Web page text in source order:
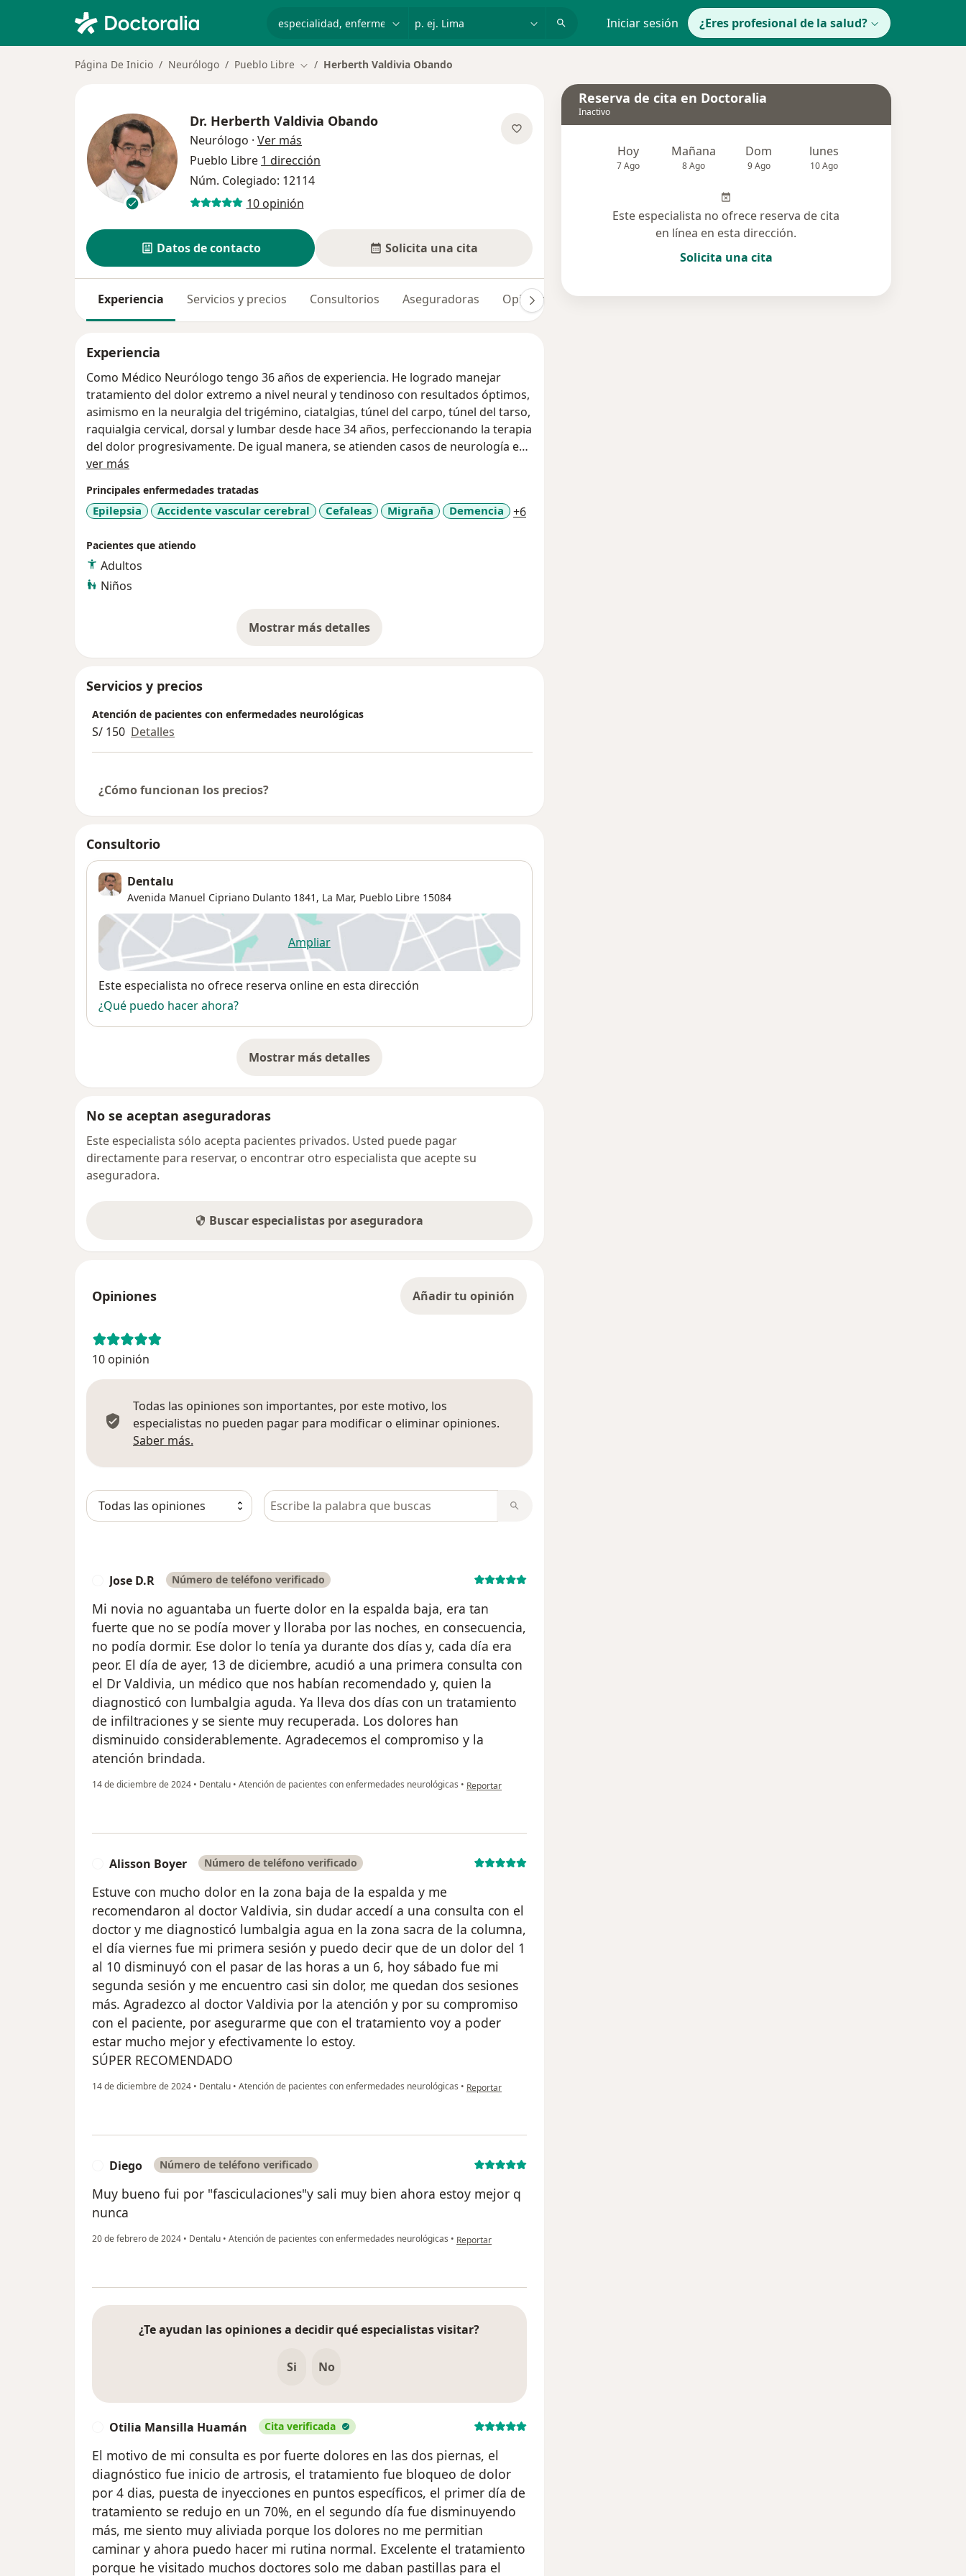
Iniciar sesión ¿Eres profesional de la salud?
Página De Inicio Neurólogo Pueblo Libre Cambiar de ciudad
Herberth Valdivia Obando
Dr. Herberth Valdivia Obando
Neurólogo · Ver más
Pueblo Libre 1 dirección
Núm. Colegiado: 12114
10 opinión
Datos de contacto Solicita una cita
Experiencia Servicios y precios Consultorios Aseguradoras Opiniones (10)
Experiencia
Como Médico Neurólogo tengo 36 años de experiencia. He logrado manejar
tratamiento del dolor extremo a nivel neural y tendinoso con resultados óptimos,
asimismo en la neuralgia del trigémino, ciatalgias, túnel del carpo, túnel del tarso,
raquialgia cervical, dorsal y lumbar desde hace 34 años, perfeccionando la terapia
del dolor progresivamente. De igual manera, se atienden casos de neurología en
general, así como a niños con TDH y TEA.
La cordialidad y la paciencia para con mis pacientes son un sello personal que me
acompaña desde el inicio de mi carrera. Toda mi experiencia estará a su
ver más
Principales enfermedades tratadas
Epilepsia Accidente vascular cerebral Cefaleas Migraña Demencia +6a11y_sr_more_diseases
Pacientes que atiendo
Adultos
Niños
Mostrar más detalles
sobre la experiencia
Servicios y precios
Atención de pacientes con enfermedades neurológicas
S/ 150 Detalles
¿Cómo funcionan los precios?
Consultorio
Dentalu
Avenida Manuel Cipriano Dulanto 1841, La Mar, Pueblo Libre 15084
Ampliarse abre en una nueva pestaña
Disponibilidad
Este especialista no ofrece reserva online en esta dirección
¿Qué puedo hacer ahora?
Mostrar más detalles
sobre la dirección
No se aceptan aseguradoras
Este especialista sólo acepta pacientes privados. Usted puede pagar
directamente para reservar, o encontrar otro especialista que acepte su
aseguradora.
Buscar especialistas por aseguradora
Opiniones Añadir tu opinión
10 opinión
Todas las opiniones son importantes, por este motivo, los
especialistas no pueden pagar para modificar o eliminar opiniones.
Saber más.
Busca en opiniones
Jose D.R Número de teléfono verificado
Mi novia no aguantaba un fuerte dolor en la espalda baja, era tan
fuerte que no se podía mover y lloraba por las noches, en consecuencia,
no podía dormir. Ese dolor lo tenía ya durante dos días y, cada día era
peor. El día de ayer, 13 de diciembre, acudió a una primera consulta con
el Dr Valdivia, un médico que nos habían recomendado y, quien la
diagnosticó con lumbalgia aguda. Ya lleva dos días con un tratamiento
de infiltraciones y se siente muy recuperada. Los dolores han
disminuido considerablemente. Agradecemos el compromiso y la
atención brindada.
14 de diciembre de 2024 • Dentalu • Atención de pacientes con enfermedades neurológicas • en opinión del usuario Jose D.R
Reportar
Alisson Boyer Número de teléfono verificado
Estuve con mucho dolor en la zona baja de la espalda y me
recomendaron al doctor Valdivia, sin dudar accedí a una consulta con el
doctor y me diagnosticó lumbalgia agua en la zona sacra de la columna,
el día viernes fue mi primera sesión y puedo decir que de un dolor del 1
al 10 disminuyó con el pasar de las horas a un 6, hoy sábado fue mi
segunda sesión y me encuentro casi sin dolor, me quedan dos sesiones
más. Agradezco al doctor Valdivia por la atención y por su compromiso
con el paciente, por asegurarme que con el tratamiento voy a poder
estar mucho mejor y efectivamente lo estoy.
SÚPER RECOMENDADO
14 de diciembre de 2024 • Dentalu • Atención de pacientes con enfermedades neurológicas • en opinión del usuario Alisson Boyer
Reportar
Diego Número de teléfono verificado
Muy bueno fui por "fasciculaciones"y sali muy bien ahora estoy mejor q
nunca
20 de febrero de 2024 • Dentalu • Atención de pacientes con enfermedades neurológicas • en opinión del usuario Diego
Reportar
¿Te ayudan las opiniones a decidir qué especialistas visitar?
Si No
Otilia Mansilla Huamán Cita verificada
El motivo de mi consulta es por fuerte dolores en las dos piernas, el
diagnóstico fue inicio de artrosis, el tratamiento fue bloqueo de dolor
por 4 dias, puesta de inyecciones en puntos específicos, el primer día de
tratamiento se redujo en un 70%, en el segundo día fue disminuyendo
más, me siento muy aliviada porque los dolores no me permitian
caminar y ahora puedo hacer mi rutina normal. Excelente el tratamiento
porque he visitado muchos doctores solo me daban pastillas para el
Reserva de cita en Doctoralia
Inactivo
Hoy
7 Ago
Mañana
8 Ago
Dom
9 Ago
lunes
10 Ago
Este especialista no ofrece reserva de cita
en línea en esta dirección.
Solicita una cita